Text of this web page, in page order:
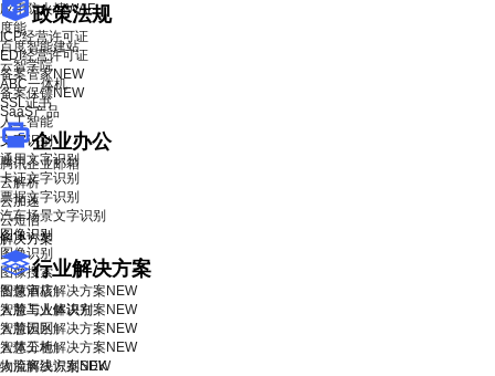
政策法规
ICP经营许可证
EDI经营许可证
备案管家NEW
备案保镖NEW
SaaS产品
企业办公
腾讯企业邮箱
云解析
云加速
云短信
解决方案
行业解决方案
智慧酒店解决方案 NEW
智慧工业解决方案 NEW
智慧园区解决方案 NEW
智慧工地解决方案 NEW
物流解决方案NEW
应用防火墙WAF
度能
百度智能建站
云智学院
ABC一体机
SSL证书
人工智能
文字识别
通用文字识别
卡证文字识别
票据文字识别
汽车场景文字识别
图像识别
图像识别
图像搜索
图像审核
人脸与人体识别
人脸识别
人体分析
人脸离线识别SDK